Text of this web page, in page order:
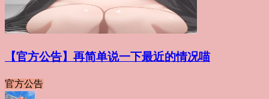
【官方公告】再简单说一下最近的情况喵
官方公告